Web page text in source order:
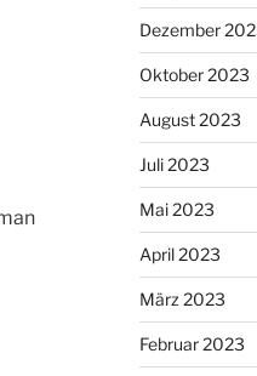
Dezember
Oktober 2023
August 2023
Juli 2023
Mai 2023
April 2023
März 2023
Februar 2023